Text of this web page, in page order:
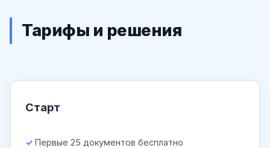
Тарифы и решения
Старт
Первые 25 документов бесплатно